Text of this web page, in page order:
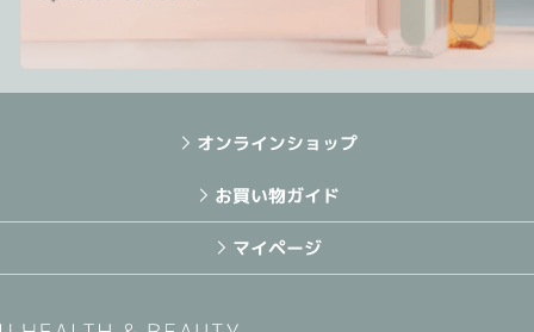
オンラインショップ
お買い物ガイド
マイページ